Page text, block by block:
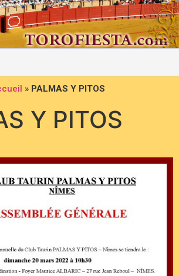
» PALMAS Y PITOS
Y PITOS